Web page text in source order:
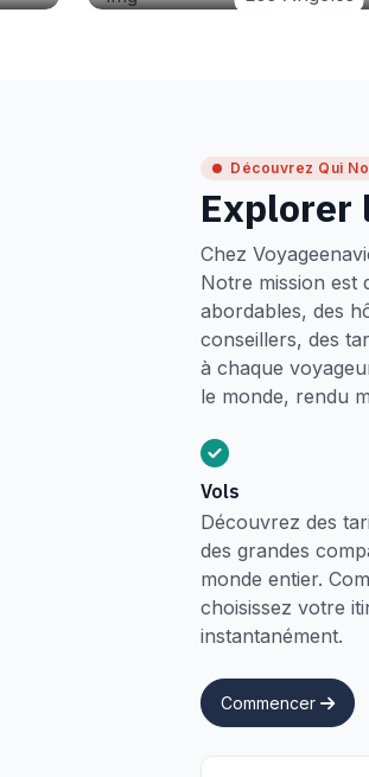
Découvrez Qui
Explorer
Chez
Notre mission est
abordables, des
conseillers, des
à chaque
le monde, rendu
Vols
Découvrez des
des grandes
monde entier.
choisissez votre
instantanément.
Commencer